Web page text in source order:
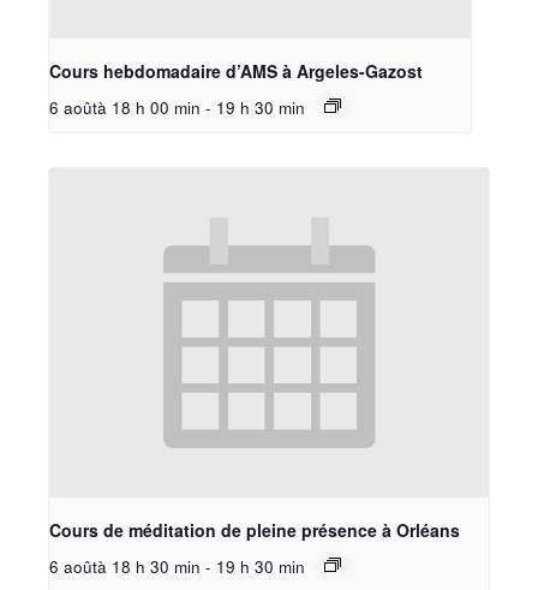
Cours hebdomadaire d’AMS à Argeles-Gazost
6 aoûtà 18 h 00 min - 19 h 30 min
Cours de méditation de pleine présence à Orléans
6 aoûtà 18 h 30 min - 19 h 30 min